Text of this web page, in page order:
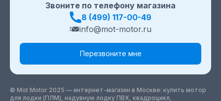
Звоните по телефону магазина
8 (499) 117-00-49
info@mot-motor.ru
Перезвоните мне
© Mot Motor 2025 — интернет-магазин в Москве: купить мотор
для лодки (ПЛМ), надувную лодку ПВХ, квадроцикл,